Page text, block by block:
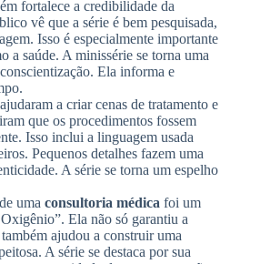
fortalece a credibilidade da
vê que a série é bem pesquisada,
Isso é especialmente importante
a saúde. A minissérie se torna uma
Ela informa e
a criar cenas de tratamento e
que os procedimentos fossem
Isso inclui a linguagem usada
Pequenos detalhes fazem uma
A série se torna um espelho
uma consultoria médica foi um
Ela não só garantiu a
ajudou a construir uma
A série se destaca por sua